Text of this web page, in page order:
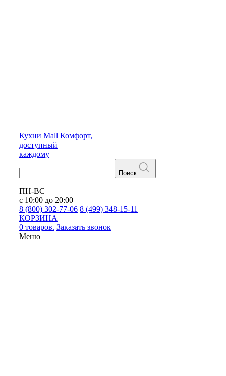
Кухни Mall Комфорт,
доступный
каждому
Поиск
ПН-ВС
с 10:00 до 20:00
8 (800) 302-77-06 8 (499) 348-15-11
КОРЗИНА
0 товаров. Заказать звонок
Меню